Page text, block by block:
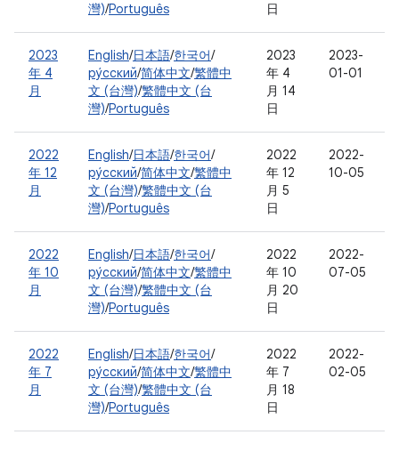
灣)/Português
日
2023
年 4
月
English/日本語/한국어/
ру́сский/简体中文/繁體中
文 (台灣)/繁體中文 (台
灣)/Português
2023
年 4
月 14
日
2023-
01-01
2022
年 12
月
English/日本語/한국어/
ру́сский/简体中文/繁體中
文 (台灣)/繁體中文 (台
灣)/Português
2022
年 12
月 5
日
2022-
10-05
2022
年 10
月
English/日本語/한국어/
ру́сский/简体中文/繁體中
文 (台灣)/繁體中文 (台
灣)/Português
2022
年 10
月 20
日
2022-
07-05
2022
年 7
月
English/日本語/한국어/
ру́сский/简体中文/繁體中
文 (台灣)/繁體中文 (台
灣)/Português
2022
年 7
月 18
日
2022-
02-05